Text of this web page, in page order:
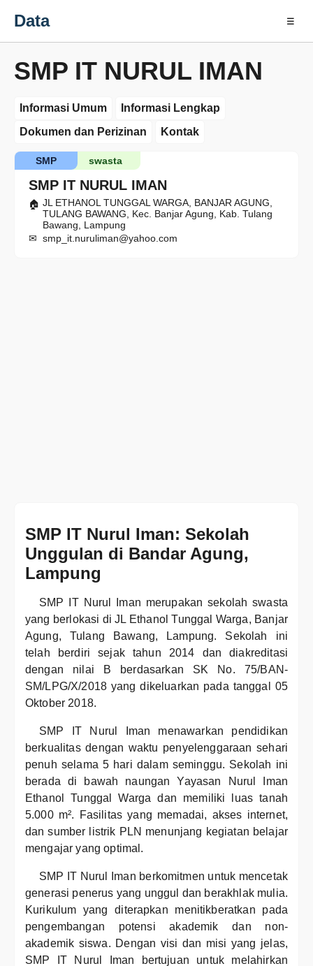
Data ☰
SMP IT NURUL IMAN
Informasi Umum
Informasi Lengkap
Dokumen dan Perizinan
Kontak
SMP IT NURUL IMAN
swasta
SMP
JL ETHANOL TUNGGAL WARGA, BANJAR AGUNG,
TULANG BAWANG, Kec. Banjar Agung, Kab. Tulang
Bawang, Lampung
smp_it.nuruliman@yahoo.com
SMP IT Nurul Iman: Sekolah
Unggulan di Bandar Agung,
Lampung
SMP IT Nurul Iman merupakan sekolah swasta
yang berlokasi di JL Ethanol Tunggal Warga, Banjar
Agung, Tulang Bawang, Lampung. Sekolah ini
telah berdiri sejak tahun 2014 dan diakreditasi
dengan nilai B berdasarkan SK No. 75/BAN-
SM/LPG/X/2018 yang dikeluarkan pada tanggal 05
Oktober 2018.
SMP IT Nurul Iman menawarkan pendidikan
berkualitas dengan waktu penyelenggaraan sehari
penuh selama 5 hari dalam seminggu. Sekolah ini
berada di bawah naungan Yayasan Nurul Iman
Ethanol Tunggal Warga dan memiliki luas tanah
5.000 m². Fasilitas yang memadai, akses internet,
dan sumber listrik PLN menunjang kegiatan belajar
mengajar yang optimal.
SMP IT Nurul Iman berkomitmen untuk mencetak
generasi penerus yang unggul dan berakhlak mulia.
Kurikulum yang diterapkan menitikberatkan pada
pengembangan potensi akademik dan non-
akademik siswa. Dengan visi dan misi yang jelas,
SMP IT Nurul Iman bertujuan untuk melahirkan